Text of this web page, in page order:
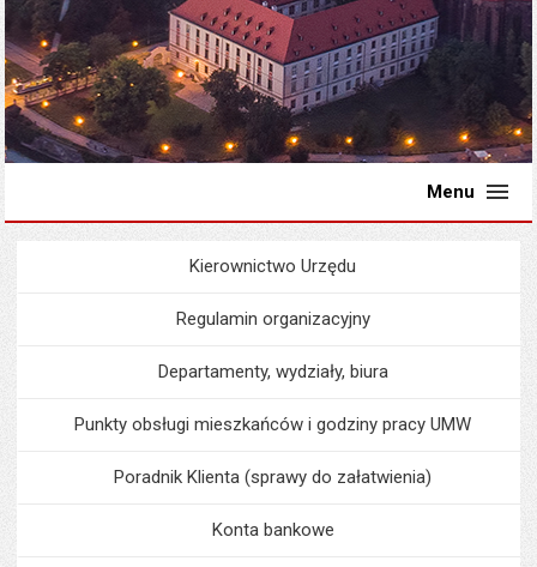
Menu
MenuUrząd Miejski
Kierownictwo Urzędu
Regulamin organizacyjny
Departamenty, wydziały, biura
Punkty obsługi mieszkańców i godziny pracy UMW
Poradnik Klienta (sprawy do załatwienia)
Konta bankowe